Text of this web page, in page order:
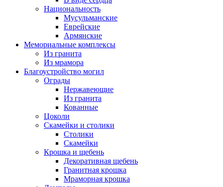
Национальность
Мусульманские
Еврейские
Армянские
Мемориальные комплексы
Из гранита
Из мрамора
Благоустройство могил
Ограды
Нержавеющие
Из гранита
Кованные
Цоколи
Скамейки и столики
Столики
Скамейки
Крошка и щебень
Декоративная щебень
Гранитная крошка
Мраморная крошка